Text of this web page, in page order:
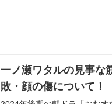
一ノ瀬ワタルの見事な
敗・顔の傷について！